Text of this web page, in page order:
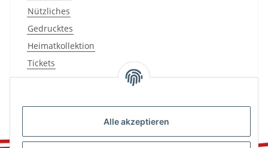
Alle akzeptieren
Nützliches
Gedrucktes
Heimatkollektion
Tickets